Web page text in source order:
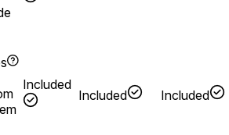
Included
Included Included